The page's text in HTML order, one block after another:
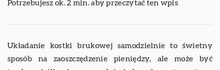
Potrzebujesz ok. 2 min. aby przeczytać ten wpis
Układanie kostki brukowej samodzielnie to świetny
sposób na zaoszczędzenie pieniędzy, ale może być